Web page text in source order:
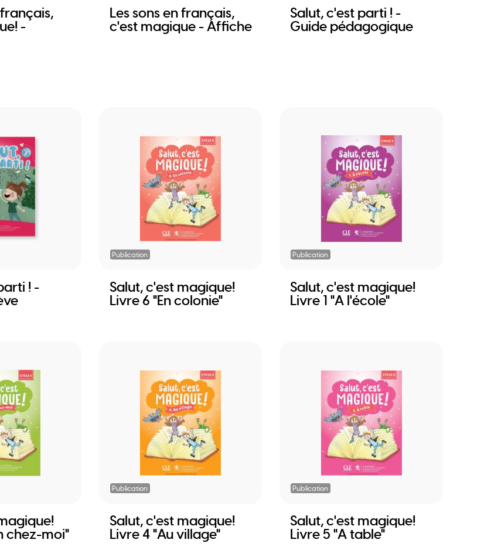
-
Les sons en français,
c'est magique - Affiche
Salut, c'est parti ! -
Guide pédagogique
! -
Publication
Salut, c'est magique!
Livre 6 "En colonie"
Publication
Salut, c'est magique!
Livre 1 "A l'école"
chez-moi"
Publication
Salut, c'est magique!
Livre 4 "Au village"
Publication
Salut, c'est magique!
Livre 5 "A table"